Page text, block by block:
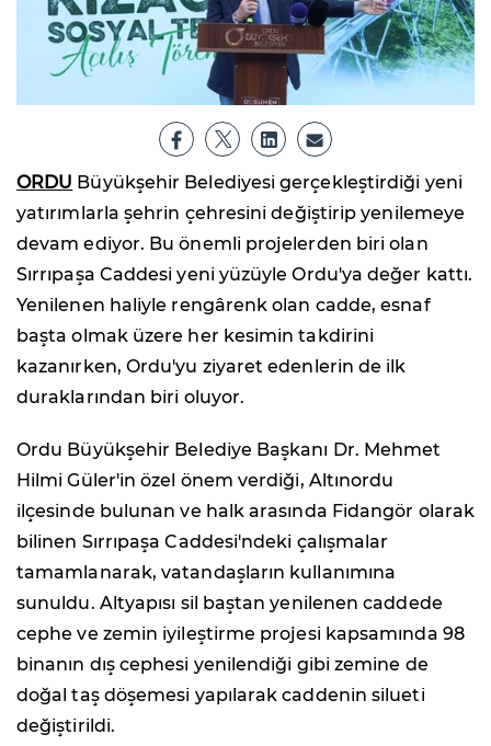
ORDU Büyükşehir Belediyesi gerçekleştirdiği yeni
yatırımlarla şehrin çehresini değiştirip yenilemeye
devam ediyor. Bu önemli projelerden biri olan
Sırrıpaşa Caddesi yeni yüzüyle Ordu'ya değer kattı.
Yenilenen haliyle rengârenk olan cadde, esnaf
başta olmak üzere her kesimin takdirini
kazanırken, Ordu'yu ziyaret edenlerin de ilk
duraklarından biri oluyor.
Ordu Büyükşehir Belediye Başkanı Dr. Mehmet
Hilmi Güler'in özel önem verdiği, Altınordu
ilçesinde bulunan ve halk arasında Fidangör olarak
bilinen Sırrıpaşa Caddesi'ndeki çalışmalar
tamamlanarak, vatandaşların kullanımına
sunuldu. Altyapısı sil baştan yenilenen caddede
cephe ve zemin iyileştirme projesi kapsamında 98
binanın dış cephesi yenilendiği gibi zemine de
doğal taş döşemesi yapılarak caddenin silueti
değiştirildi.